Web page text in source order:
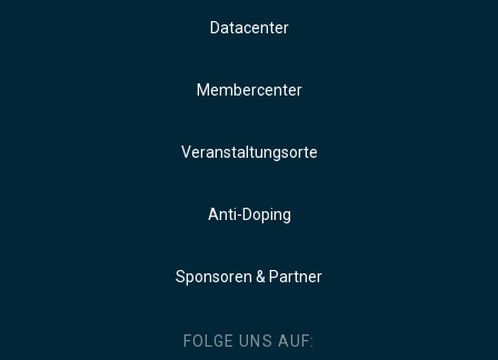
Datacenter
Membercenter
Veranstaltungsorte
Anti-Doping
Sponsoren & Partner
FOLGE UNS AUF: